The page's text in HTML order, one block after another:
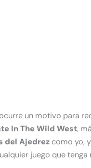
un motivo para
In The Wild West,
del Ajedrez como yo,
juego que tenga